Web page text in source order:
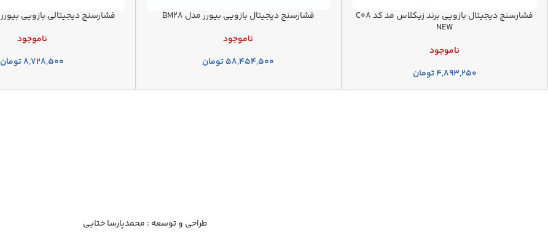
فشارسنج دیجیتال بازویی برند زیکلاس مد کد C08
NEW
ناموجود
۴,۸۹۳,۲۵۰تومان
فشارسنج دیجیتال بازویی بیورر مدل BM28
ناموجود
۵۸,۴۵۴,۵۰۰تومان
فشارسنج دیجیتالی بازویی بیورر beurer BM55
ناموجود
۸,۷۲۸,۵۰۰تومان
طراحی و توسعه : محمدپارسا ختایی